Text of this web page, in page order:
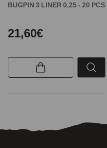
BUGPIN 3 LINER 0,25 - 20 PCS
21,60€